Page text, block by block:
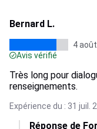
Bernard L.
4
Avis vérifié
Très long pour
renseignements.
Expérience du : 31 juil.
Réponse de